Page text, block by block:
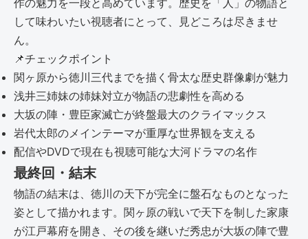
作の魅力を一段と高めています。歴史を「人」の物語と
して味わいたい視聴者にとって、見どころは尽きませ
ん。
📌チェックポイント
関ヶ原から徳川三代までを描く骨太な歴史群像劇が魅力
浅井三姉妹の姉妹対立が物語の悲劇性を高める
大坂の陣・豊臣家滅亡が終盤最大のクライマックス
岩代太郎のメインテーマが重厚な世界観を支える
配信やDVDで現在も視聴可能な大河ドラマの名作
最終回・結末
物語の結末は、徳川の天下が完全に盤石なものとなった
姿として描かれます。関ヶ原の戦いで天下を制した家康
が江戸幕府を開き、その後を継いだ秀忠が大坂の陣で豊